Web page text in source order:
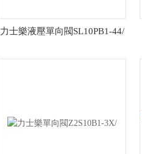
力士樂液壓單向閥SL10PB1-44/